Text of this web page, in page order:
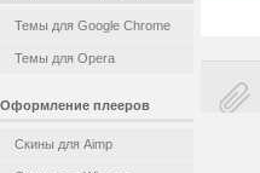
Темы для Google Chrome
Темы для Opera
Оформление плееров
Скины для Aimp